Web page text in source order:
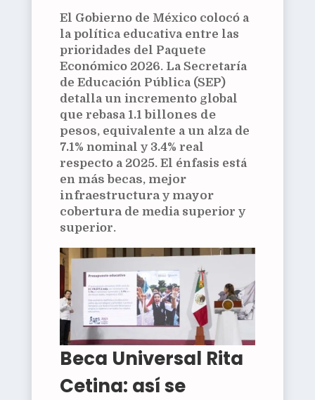
El Gobierno de México colocó a
la política educativa entre las
prioridades del Paquete
Económico 2026. La Secretaría
de Educación Pública (SEP)
detalla un incremento global
que rebasa 1.1 billones de
pesos, equivalente a un alza de
7.1% nominal y 3.4% real
respecto a 2025. El énfasis está
en más becas, mejor
infraestructuray mayor
coberturade media superior y
superior.
Beca Universal Rita
Cetina: así se